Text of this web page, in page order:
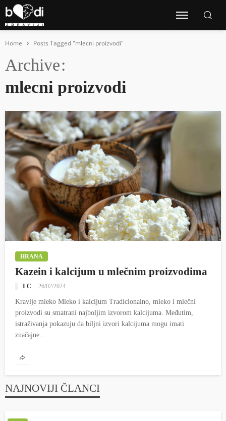
Home Posts Tagged "mlecni proizvodi"
Archive
mlecni proizvodi
HRANA
Kazein i kalcijum u mlečnim proizvodima
I C 26/02/2024
Kravlje mleko Mleko i kalcijum Tradicionalno, mleko i mlečni
proizvodi su smatrani najboljim izvorom kalcijuma. Međutim,
istraživanja pokazuju da biljni izvori kalcijuma mogu imati
značajne...
NAJNOVIJI ČLANCI